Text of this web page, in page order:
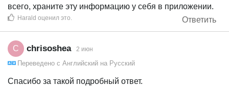
всего, храните эту информацию у себя в приложении.
Ответить
Harald оценил это.
C chrisoshea 2 июн
Переведено с Английский на Русский
Спасибо за такой подробный ответ.